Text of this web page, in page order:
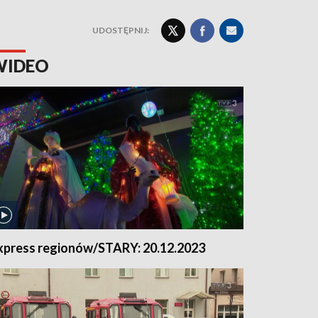
UDOSTĘPNIJ:
regionów/STARY: 20.12.2023